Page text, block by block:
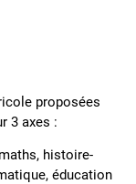
proposées
3 axes :
histoire-
éducation